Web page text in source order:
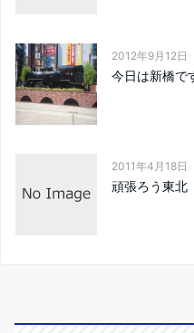
2012年9月12日
今日は新橋で
2011年4月18日
頑張ろう東北